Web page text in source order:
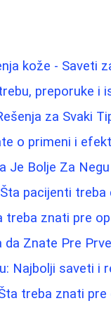
kože - Saveti
preporuke i
za Svaki
o primeni i
Je Bolje Za
pacijenti treba
znati pre
Znate Pre
Najbolji saveti i
treba znati pre